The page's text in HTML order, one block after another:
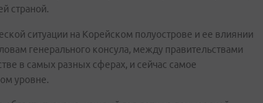
страной.
ситуации на Корейском полуострове и ее влиянии
генерального консула, между правительствами
в самых разных сферах, и сейчас самое
уровне.